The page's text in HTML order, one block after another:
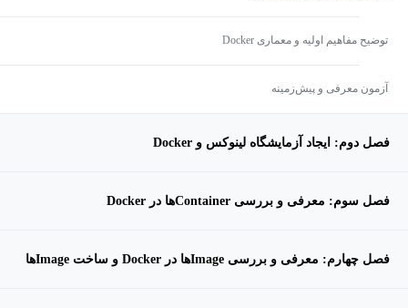
توضیح مفاهیم اولیه و معماری Docker
آزمون معرفی و پیش‌زمینه
فصل دوم: ایجاد آزمایشگاه لینوکس و Docker
فصل سوم: معرفی و بررسی Container‌ها در Docker
فصل چهارم: معرفی و بررسی Image‌ها در Docker و ساخت Image‌ها